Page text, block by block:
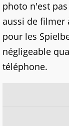
photo n'est
aussi de filmer
pour les
négligeable
téléphone.